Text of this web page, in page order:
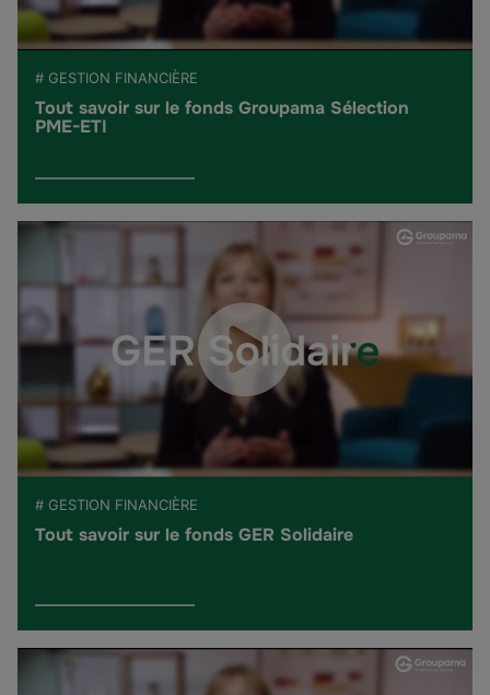
# GESTION FINANCIÈRE
Tout savoir sur le fonds Groupama Sélection
PME-ETI
# GESTION FINANCIÈRE
Tout savoir sur le fonds GER Solidaire